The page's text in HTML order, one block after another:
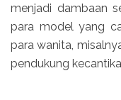
menjadi dambaan
para model yang
para wanita,
pendukung